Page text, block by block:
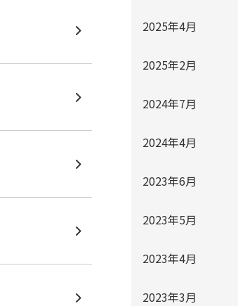
2025年4月
2025年2月
2024年7月
2024年4月
2023年6月
2023年5月
2023年4月
2023年3月